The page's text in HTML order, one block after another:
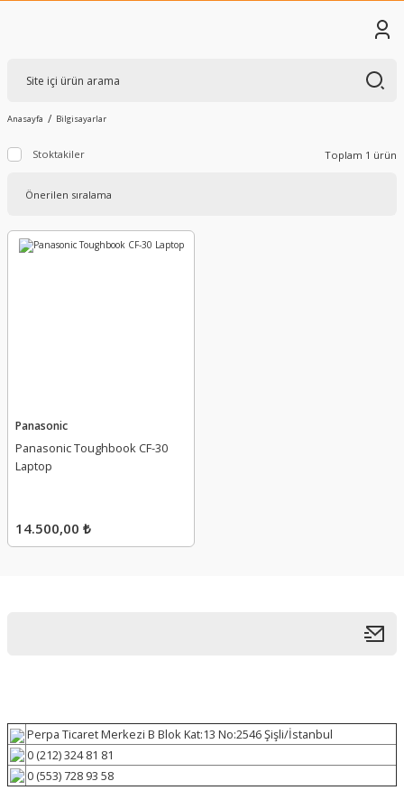
Anasayfa Bilgisayarlar
Stoktakiler Toplam 1 ürün
Panasonic
Panasonic Toughbook CF-30
Laptop
14.500,00 ₺
Perpa Ticaret Merkezi B Blok Kat:13 No:2546 Şişli/İstanbul
0 (212) 324 81 81
0 (553) 728 93 58